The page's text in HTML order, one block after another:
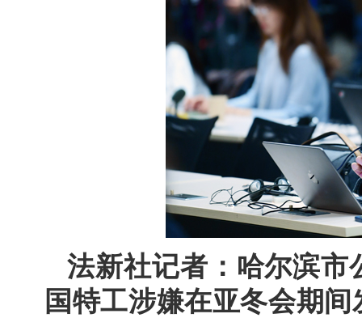
法新社记者：哈尔滨市
国特工涉嫌在亚冬会期